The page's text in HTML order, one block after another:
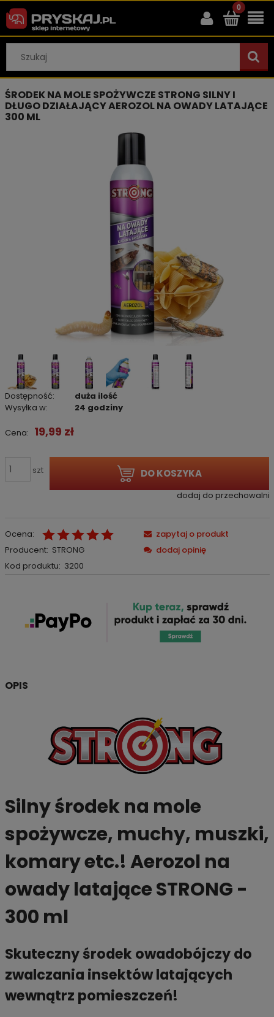
ŚRODEK NA MOLE SPOŻYWCZE STRONG SILNY I
DŁUGO DZIAŁAJĄCY AEROZOL NA OWADY LATAJĄCE
300 ML
Dostępność:
duża ilość
Wysyłka w:
24 godziny
Cena: 19,99 zł
szt DO KOSZYKA
dodaj do przechowalni
Ocena:
Producent: STRONG
Kod produktu: 3200
zapytaj o produkt
dodaj opinię
OPIS
Silny środek na mole
spożywcze, muchy, muszki,
komary etc.! Aerozol na
owady latające STRONG -
300 ml
Skuteczny środek owadobójczy do
zwalczania insektów latających
wewnątrz pomieszczeń!